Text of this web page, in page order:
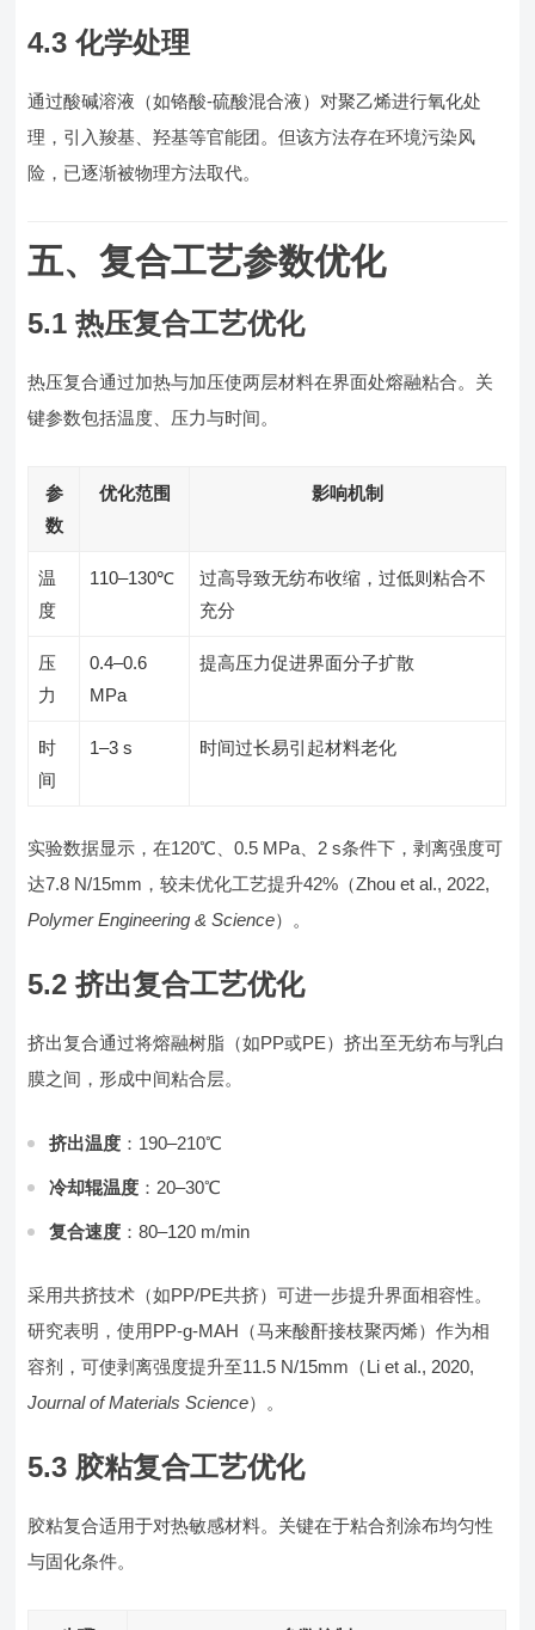
4.3 化学处理
通过酸碱溶液（如铬酸-硫酸混合液）对聚乙烯进行氧化处
理，引入羧基、羟基等官能团。但该方法存在环境污染风
险，已逐渐被物理方法取代。
五、复合工艺参数优化
5.1 热压复合工艺优化
热压复合通过加热与加压使两层材料在界面处熔融粘合。关
键参数包括温度、压力与时间。
参
数
优化范围 影响机制
温
度
110–130℃
过高导致无纺布收缩，过低则粘合不
充分
压
力
0.4–0.6
MPa
提高压力促进界面分子扩散
时
间
1–3 s 时间过长易引起材料老化
实验数据显示，在120℃、0.5 MPa、2 s条件下，剥离强度可
达7.8 N/15mm，较未优化工艺提升42%（Zhou et al., 2022,
Polymer Engineering & Science）。
5.2 挤出复合工艺优化
挤出复合通过将熔融树脂（如PP或PE）挤出至无纺布与乳白
膜之间，形成中间粘合层。
挤出温度 ：190–210℃
冷却辊温度 ：20–30℃
复合速度 ：80–120 m/min
采用共挤技术（如PP/PE共挤）可进一步提升界面相容性。
研究表明，使用PP-g-MAH（马来酸酐接枝聚丙烯）作为相
容剂，可使剥离强度提升至11.5 N/15mm（Li et al., 2020,
Journal of Materials Science）。
5.3 胶粘复合工艺优化
胶粘复合适用于对热敏感材料。关键在于粘合剂涂布均匀性
与固化条件。